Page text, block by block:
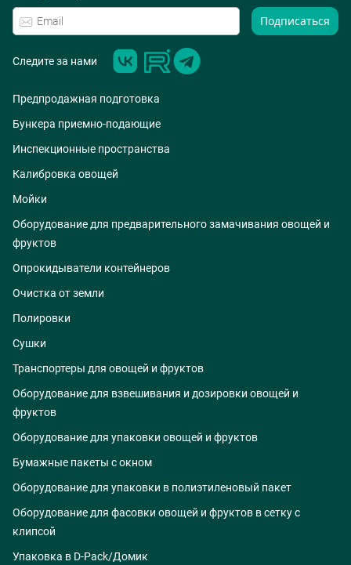
Подписаться
Следите за нами
Предпродажная подготовка
Бункера приемно-подающие
Инспекционные пространства
Калибровка овощей
Мойки
Оборудование для предварительного замачивания овощей и
фруктов
Опрокидыватели контейнеров
Очистка от земли
Полировки
Сушки
Транспортеры для овощей и фруктов
Оборудование для взвешивания и дозировки овощей и
фруктов
Оборудование для упаковки овощей и фруктов
Бумажные пакеты с окном
Оборудование для упаковки в полиэтиленовый пакет
Оборудование для фасовки овощей и фруктов в сетку с
клипсой
Упаковка в D-Pack/Домик